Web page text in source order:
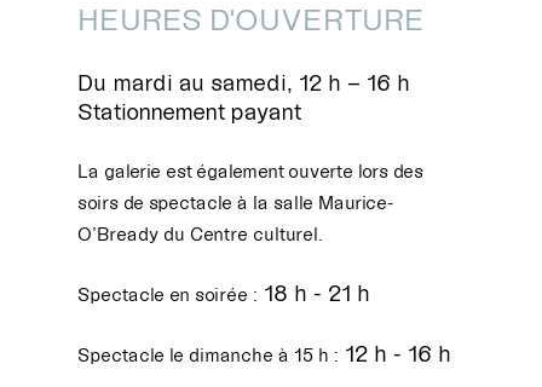
HEURES D'OUVERTURE
Du mardi au samedi, 12 h – 16 h
Stationnement payant
La galerie est également ouverte lors des
soirs de spectacle à la salle Maurice-
O’Bready du Centre culturel.
Spectacle en soirée : 18 h - 21 h
Spectacle le dimanche à 15 h : 12 h - 16 h